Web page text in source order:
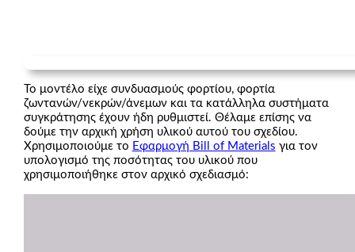
Το μοντέλο είχε συνδυασμούς φορτίου, φορτία
ζωντανών/νεκρών/άνεμων και τα κατάλληλα συστήματα
συγκράτησης έχουν ήδη ρυθμιστεί. Θέλαμε επίσης να
δούμε την αρχική χρήση υλικού αυτού του σχεδίου.
Χρησιμοποιούμε το Εφαρμογή Bill of Materials για τον
υπολογισμό της ποσότητας του υλικού που
χρησιμοποιήθηκε στον αρχικό σχεδιασμό: